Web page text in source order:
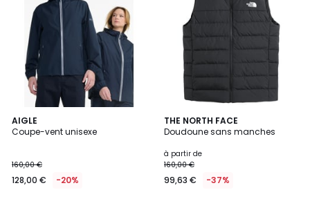
AIGLE
Coupe-vent unisexe
160,00 €
128,00 € -20%
2
Couleurs
THE NORTH FACE
Doudoune sans manches
à partir de
160,00 €
99,63 € -37%
4,8
/ 5
2
Couleurs